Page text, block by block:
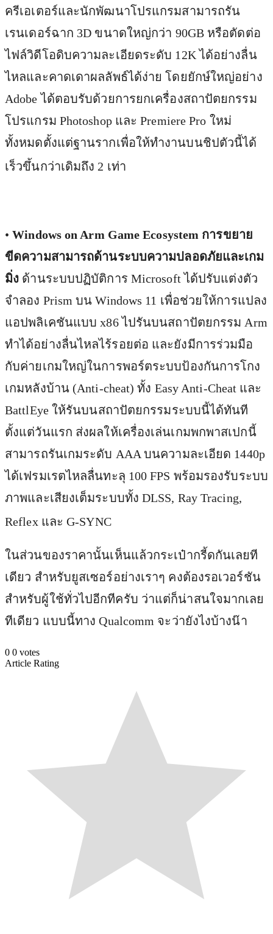
ครีเอเตอร์และนักพัฒนาโปรแกรมสามารถรัน
เรนเดอร์ฉาก 3D ขนาดใหญ่กว่า 90GB หรือตัดต่อ
ไฟล์วิดีโอดิบความละเอียดระดับ 12K ได้อย่างลื่น
ไหลและคาดเดาผลลัพธ์ได้ง่าย โดยยักษ์ใหญ่อย่าง
Adobe ได้ตอบรับด้วยการยกเครื่องสถาปัตยกรรม
โปรแกรม Photoshop และ Premiere Pro ใหม่
ทั้งหมดตั้งแต่ฐานรากเพื่อให้ทำงานบนชิปตัวนี้ได้
เร็วขึ้นกว่าเดิมถึง 2 เท่า
•Windows on Arm Game Ecosystem การขยาย
ขีดความสามารถด้านระบบความปลอดภัยและเกม
มิ่ง ด้านระบบปฏิบัติการ Microsoft ได้ปรับแต่งตัว
จำลอง Prism บน Windows 11 เพื่อช่วยให้การแปลง
แอปพลิเคชันแบบ x86 ไปรันบนสถาปัตยกรรม Arm
ทำได้อย่างลื่นไหลไร้รอยต่อ และยังมีการร่วมมือ
กับค่ายเกมใหญ่ในการพอร์ตระบบป้องกันการโกง
เกมหลังบ้าน (Anti-cheat) ทั้ง Easy Anti-Cheat และ
BattlEye ให้รันบนสถาปัตยกรรมระบบนี้ได้ทันที
ตั้งแต่วันแรก ส่งผลให้เครื่องเล่นเกมพกพาสเปกนี้
สามารถรันเกมระดับ AAA บนความละเอียด 1440p
ได้เฟรมเรตไหลลื่นทะลุ 100 FPS พร้อมรองรับระบบ
ภาพและเสียงเต็มระบบทั้ง DLSS, Ray Tracing,
Reflex และ G-SYNC
ในส่วนของราคานั้นเห็นแล้วกระเป๋ากรี้ดกันเลยที
เดียว สำหรับยูสเซอร์อย่างเราๆ คงต้องรอเวอร์ชัน
สำหรับผู้ใช้ทั่วไปอีกทีครับ ว่าแต่ก็น่าสนใจมากเลย
ทีเดียว แบบนี้ทาง Qualcomm จะว่ายังไงบ้างน๊า
0 0 votes
Article Rating